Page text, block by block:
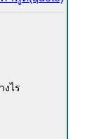
งไร